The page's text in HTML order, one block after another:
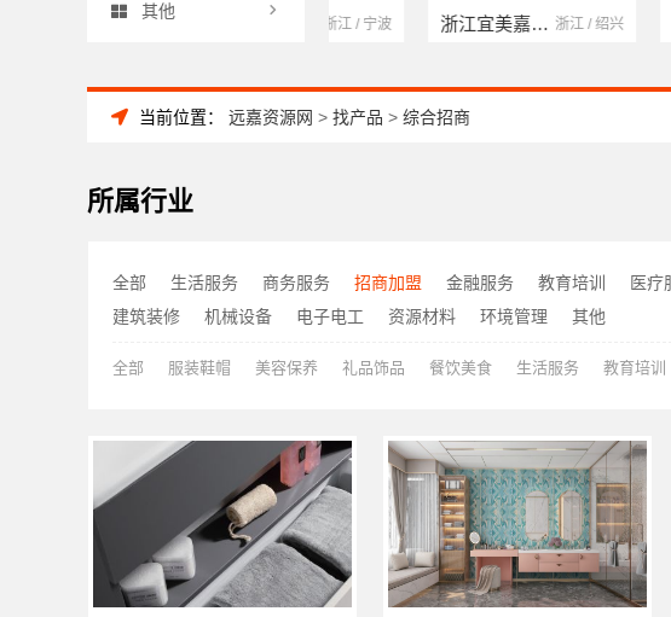
浙江宜美嘉装饰工程有限公司 浙江 / 绍兴
其他
当前位置： 远嘉资源网 > 找产品 > 综合招商
所属行业
全部 生活服务 商务服务 招商加盟 金融服务 教育培训 医疗
建筑装修
机械设备 电子电工 资源材料 环境管理 其他
全部 服装鞋帽 美容保养 礼品饰品 餐饮美食 生活服务 教育培训